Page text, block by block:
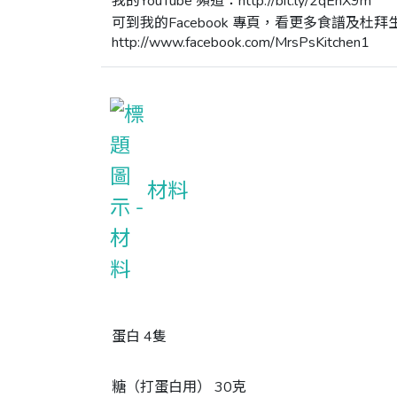
可到我的Facebook 專頁，看更多食譜及杜拜
http://www.facebook.com/MrsPsKitchen1
材料
蛋白 4隻
糖（打蛋白用） 30克